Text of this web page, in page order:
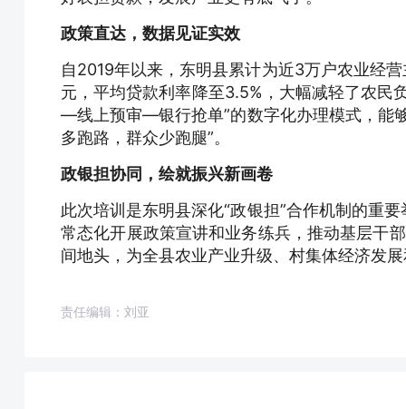
政策直达，数据见证实效
自2019年以来，东明县累计为近3万户农业经
元，平均贷款利率降至3.5%，大幅减轻了农民
—线上预审—银行抢单”的数字化办理模式，能
多跑路，群众少跑腿”。
政银担协同，绘就振兴新画卷
此次培训是东明县深化“政银担”合作机制的重
常态化开展政策宣讲和业务练兵，推动基层干
间地头，为全县农业产业升级、村集体经济发
责任编辑：刘亚